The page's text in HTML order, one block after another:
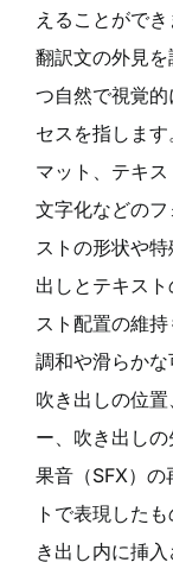
えることがで
翻訳文の外見
つ自然で視覚
セスを指しま
マット、テキ
文字化などの
ストの形状や
出しとテキス
スト配置の維
調和や滑らかな
吹き出しの位
ー、吹き出し
果音（SFX）の
トで表現した
き出し内に挿